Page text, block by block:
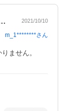
出来ているかはあまりわ… 2021/10/10
m_1********さん
ません。